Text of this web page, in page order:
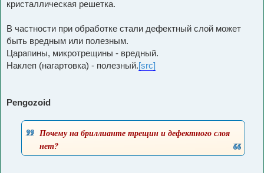
кристаллическая решетка.
В частности при обработке стали дефектный слой может
быть вредным или полезным.
Царапины, микротрещины - вредный.
Наклеп (нагартовка) - полезный.[src]
Pengozoid
Почему на бриллианте трещин и дефектного слоя
нет?